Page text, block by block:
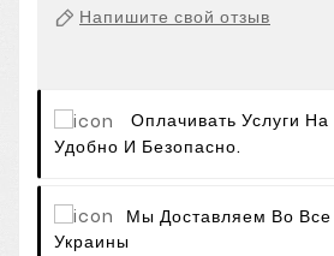
Напишите свой отзыв
Оплачивать Услуги
Удобно И Безопасно.
Мы Доставляем Во Все
Украины